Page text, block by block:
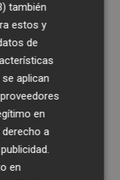
también
estos y
de
aplican
en
a
.
en